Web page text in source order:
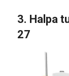
3. Halpa
27